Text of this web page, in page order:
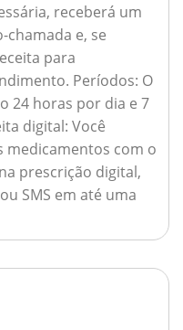
receberá um
e, se
para
Períodos: O
24 horas por dia e 7
digital: Você
medicamentos com o
prescrição digital,
SMS em até uma